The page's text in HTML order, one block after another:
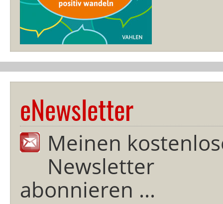
eNewsletter
Meinen
Newsletter
abonnieren ...